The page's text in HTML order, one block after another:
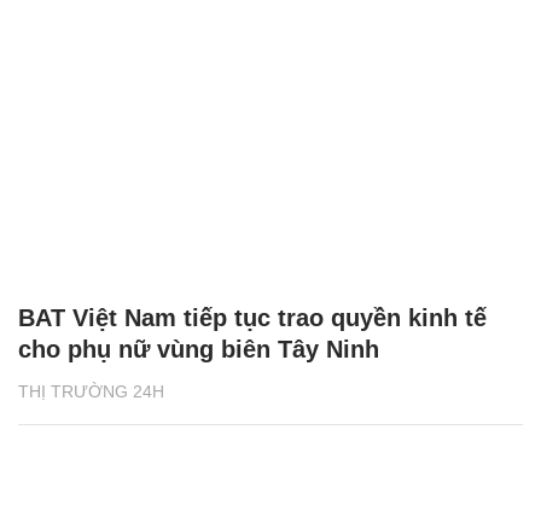
THỊ TRƯỜNG 24H
BAT Việt Nam tiếp tục trao quyền kinh tế
cho phụ nữ vùng biên Tây Ninh